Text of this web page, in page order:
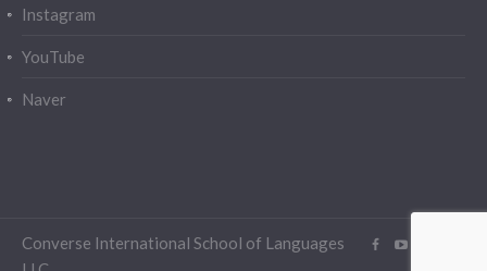
Instagram
YouTube
Naver
Converse International School of Languages